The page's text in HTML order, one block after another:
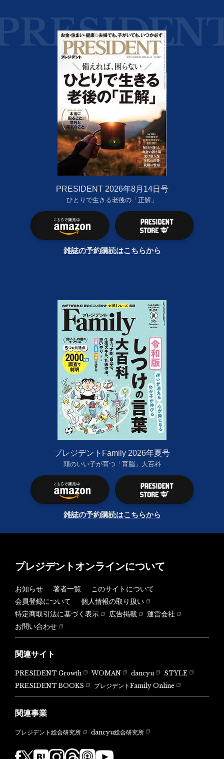
PRESIDENT 2026年8月14日号
ひとりで生きる老後の「正解」
雑誌の予約購読はこちらから
プレジデントFamily 2026年夏号
頭のいい子が育つ「育脳」大百科
雑誌の予約購読はこちらから
プレジデントオンラインについて
お知らせ 著者一覧
このサイトについて
会員登録について
個人情報の取り扱い
特定商取引法に基づく表示
広告掲載
運営会社
お問い合わせ
関連サイト
PRESIDENT Growth WOMAN dancyu
STYLE
PRESIDENT BOOKS
プレジデントFamily Online
関連事業
プレジデント総合研究所 dancyu総合研究所